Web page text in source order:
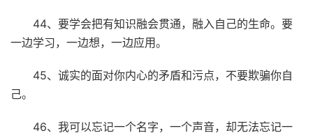
44、要学会把有知识融会贯通，融入自己的生命。要
一边学习，一边想，一边应用。
45、诚实的面对你内心的矛盾和污点，不要欺骗你自
己。
46、我可以忘记一个名字，一个声音，却无法忘记一